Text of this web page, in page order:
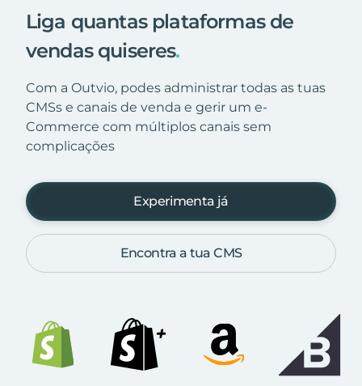
Liga quantas plataformas de
vendas quiseres.
Com a Outvio, podes administrar todas as tuas
CMSs e canais de venda e gerir um e-
Commerce com múltiplos canais sem
complicações
Experimenta já
Encontra a tua CMS